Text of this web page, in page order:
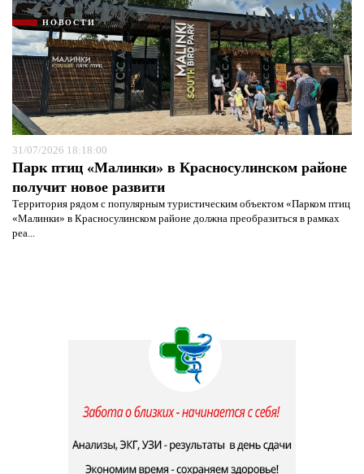
НОВОСТИ
31/07/2026 18:18:00
Парк птиц «Малинки» в Красносулинском районе
получит новое развити
Территория рядом с популярным туристическим объектом «Парком птиц
«Малинки» в Красносулинском районе должна преобразиться в рамках
реа...